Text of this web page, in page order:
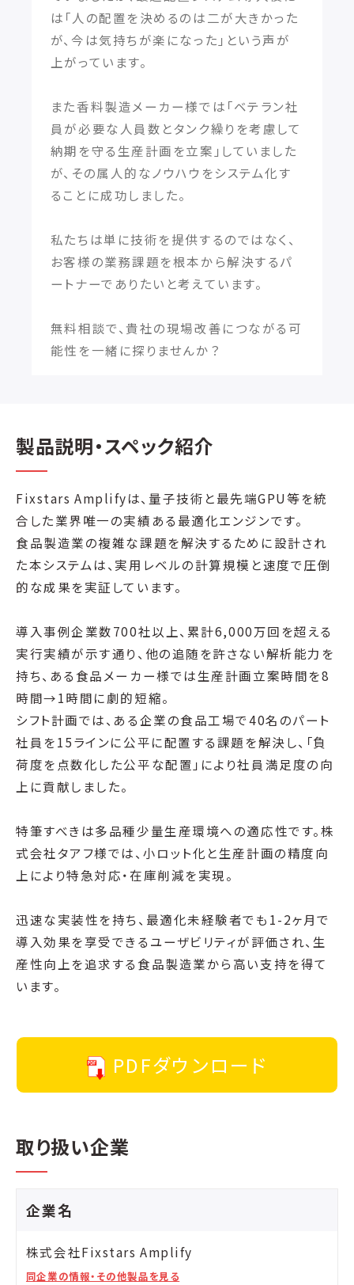
は「人の配置を決めるのは二が大きかった
が、今は気持ちが楽になった」という声が
上がっています。
また香料製造メーカー様では「ベテラン社
員が必要な人員数とタンク繰りを考慮して
納期を守る生産計画を立案」していました
が、その属人的なノウハウをシステム化す
ることに成功しました。
私たちは単に技術を提供するのではなく、
お客様の業務課題を根本から解決するパ
ートナーでありたいと考えています。
無料相談で、貴社の現場改善につながる可
能性を一緒に探りませんか？
製品説明・スペック紹介
Fixstars Amplifyは、量子技術と最先端GPU等を統
合した業界唯一の実績ある最適化エンジンです。
食品製造業の複雑な課題を解決するために設計され
た本システムは、実用レベルの計算規模と速度で圧倒
的な成果を実証しています。
導入事例企業数700社以上、累計6,000万回を超える
実行実績が示す通り、他の追随を許さない解析能力を
持ち、ある食品メーカー様では生産計画立案時間を8
時間→1時間に劇的短縮。
シフト計画では、ある企業の食品工場で40名のパート
社員を15ラインに公平に配置する課題を解決し、「負
荷度を点数化した公平な配置」により社員満足度の向
上に貢献しました。
特筆すべきは多品種少量生産環境への適応性です。株
式会社タアフ様では、小ロット化と生産計画の精度向
上により特急対応・在庫削減を実現。
迅速な実装性を持ち、最適化未経験者でも1-2ヶ月で
導入効果を享受できるユーザビリティが評価され、生
産性向上を追求する食品製造業から高い支持を得て
います。
PDFダウンロード
取り扱い企業
企業名
株式会社Fixstars Amplify
同企業の情報・その他製品を見る